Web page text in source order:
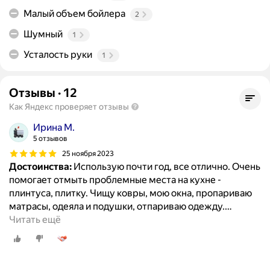
Малый объем бойлера 2
Шумный 1
Усталость руки 1
Отзывы · 12
Как Яндекс проверяет отзывы
Ирина М.
5 отзывов
25 ноября 2023
Достоинства: Использую почти год, все отлично. Очень
помогает отмыть проблемные места на кухне -
плинтуса, плитку. Чищу ковры, мою окна, пропариваю
матрасы, одеяла и подушки, отпариваю одежду.…
Читать ещё